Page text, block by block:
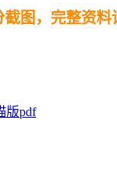
图，完整资料
版pdf